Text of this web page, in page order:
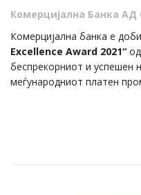
Комерцијална Банка АД
Комерцијална банка е
Excellence Award 2021“
беспрекорниот и успешен
меѓународниот платен